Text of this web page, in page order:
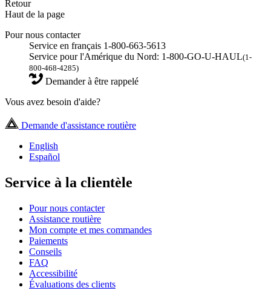
Retour
Haut de la page
Pour nous contacter
Service en français 1-800-663-5613
Service pour l'Amérique du Nord: 1-800-GO-U-HAUL(1-
800-468-4285)
Demander à être rappelé
Vous avez besoin d'aide?
Demande d'assistance routière
English
Español
Service à la clientèle
Pour nous contacter
Assistance routière
Mon compte et mes commandes
Paiements
Conseils
FAQ
Accessibilité
Évaluations des clients